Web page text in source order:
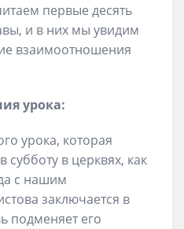
первые десять
и в них мы увидим
взаимоотношения
урока:
урока, которая
субботу в церквях, как
с нашим
заключается в
подменяет его